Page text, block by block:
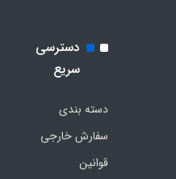
دسترسی
سریع
دسته بندی
سفارش خارجی
قوانین